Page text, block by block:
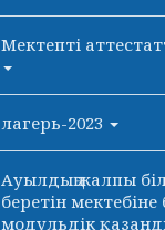
Мектепті
лагерь-2023
Ауылдың жалпы
беретін мектебіне
модульдік